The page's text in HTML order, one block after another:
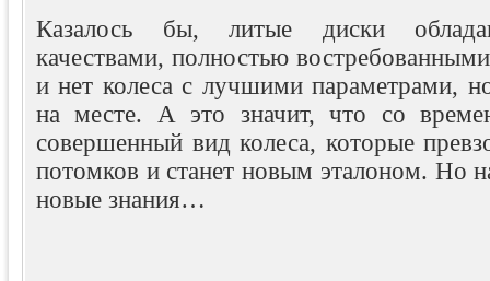
Казалось бы, литые диски
качествами, полностью
и нет колеса с лучшими параметрами,
на месте. А это значит, что со
совершенный вид колеса, которые
потомков и станет новым эталоном. Но
новые знания…